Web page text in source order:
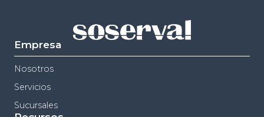
Empresa
Nosotros
Servicios
Sucursales